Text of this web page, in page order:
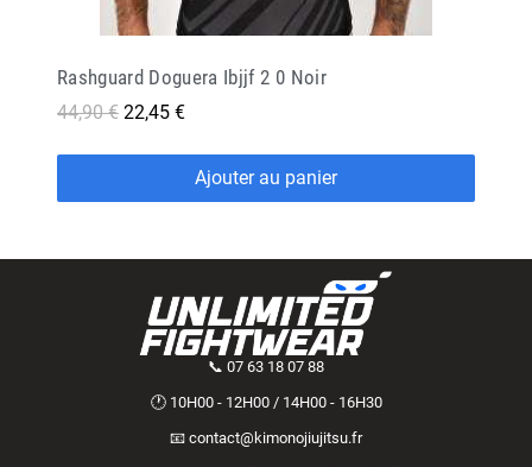
Rashguard Doguera Ibjjf 2 0 Noir
44,90 € 22,45 €
Ajouter au panier
📞 07 63 18 07 88
🕐 10H00 - 12H00 / 14H00 - 16H30
📧 contact@kimonojiujitsu.fr